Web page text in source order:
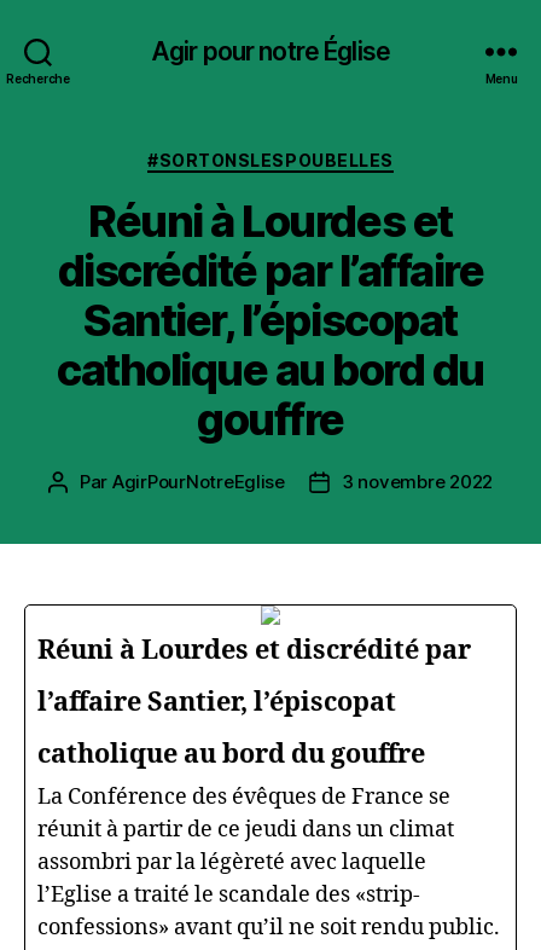
Recherche
Agir pour notre Église
Menu
Catégories
#SORTONSLESPOUBELLES
Réuni à Lourdes et
discrédité par l’affaire
Santier, l’épiscopat
catholique au bord du
gouffre
Auteur
Par AgirPourNotreEglise
Date3 novembre 2022
Réuni à Lourdes et discrédité par
l’affaire Santier, l’épiscopat
catholique au bord du gouffre
La Conférence des évêques de France se
réunit à partir de ce jeudi dans un climat
assombri par la légèreté avec laquelle
l’Eglise a traité le scandale des «strip-
confessions» avant qu’il ne soit rendu public.